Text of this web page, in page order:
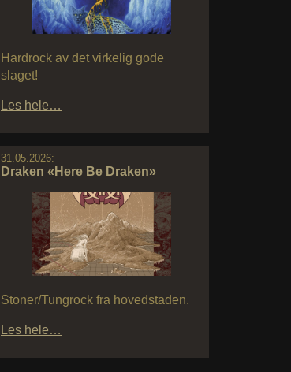
Hardrock av det virkelig gode
slaget!
Les hele…
31.05.2026:
Draken «Here Be Draken»
Stoner/Tungrock fra hovedstaden.
Les hele…